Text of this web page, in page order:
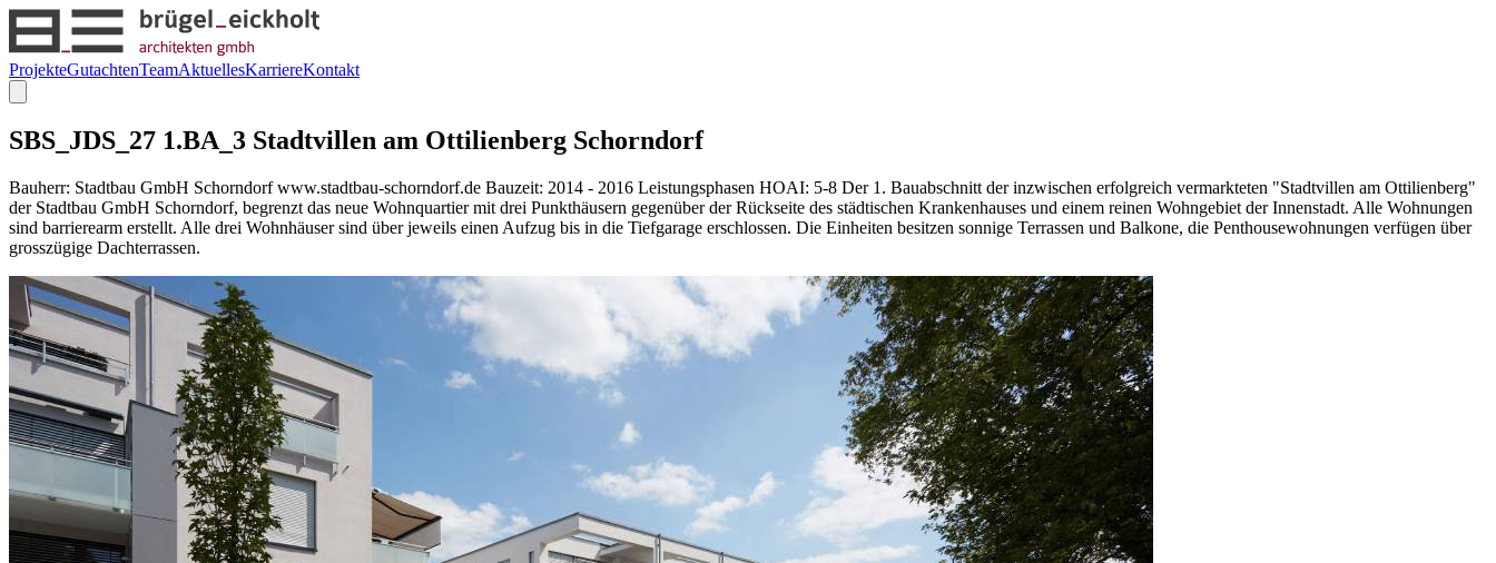
ProjekteGutachtenTeamAktuellesKarriereKontakt
SBS_JDS_27 1.BA_3 Stadtvillen am Ottilienberg Schorndorf
Bauherr: Stadtbau GmbH Schorndorf www.stadtbau-schorndorf.de Bauzeit: 2014 - 2016 Leistungsphasen HOAI: 5-8 Der 1. Bauabschnitt der inzwischen erfolgreich vermarkteten "Stadtvillen am Ottilienberg"
der Stadtbau GmbH Schorndorf, begrenzt das neue Wohnquartier mit drei Punkthäusern gegenüber der Rückseite des städtischen Krankenhauses und einem reinen Wohngebiet der Innenstadt. Alle Wohnungen
sind barrierearm erstellt. Alle drei Wohnhäuser sind über jeweils einen Aufzug bis in die Tiefgarage erschlossen. Die Einheiten besitzen sonnige Terrassen und Balkone, die Penthousewohnungen verfügen über
grosszügige Dachterrassen.